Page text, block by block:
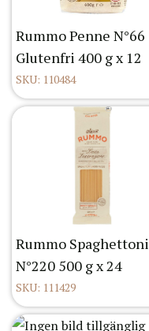
Rummo Penne N°66
Glutenfri 400 g x 12
SKU: 110484
Rummo Spaghettoni
N°220 500 g x 24
SKU: 111429